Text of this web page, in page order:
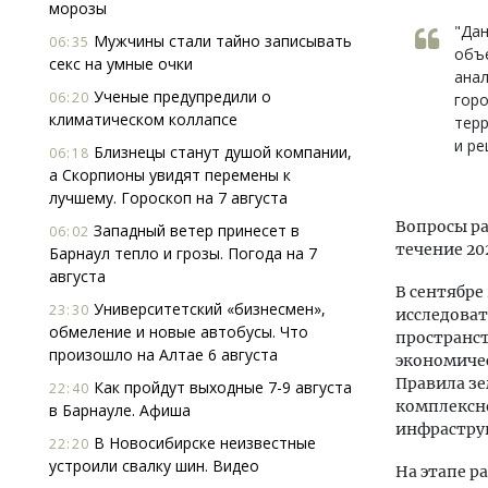
морозы
06:35 Мужчины стали тайно записывать
секс на умные очки
06:20 Ученые предупредили о
климатическом коллапсе
06:18 Близнецы станут душой компании,
а Скорпионы увидят перемены к
лучшему. Гороскоп на 7 августа
06:02 Западный ветер принесет в
Барнаул тепло и грозы. Погода на 7
августа
23:30 Университетский «бизнесмен»,
обмеление и новые автобусы. Что
произошло на Алтае 6 августа
22:40 Как пройдут выходные 7-9 августа
в Барнауле. Афиша
22:20 В Новосибирске неизвестные
устроили свалку шин. Видео
и
Вопросы
течение
В
Правила
На этапе